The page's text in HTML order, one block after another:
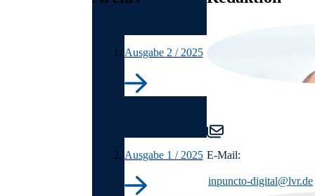
Ausgabe 2 / 2025
Ausgabe 1 / 2025 E-Mail:
inpuncto-digital@lvr.de